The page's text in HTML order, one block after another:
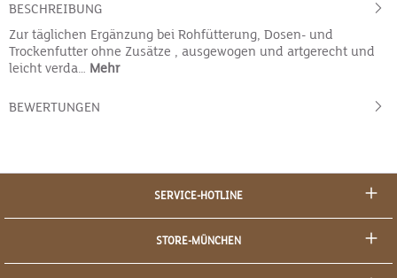
BESCHREIBUNG
Zur täglichen Ergänzung bei Rohfütterung, Dosen- und
Trockenfutter ohne Zusätze , ausgewogen und artgerecht und
leicht verda… Mehr
BEWERTUNGEN
SERVICE-HOTLINE
STORE-MÜNCHEN